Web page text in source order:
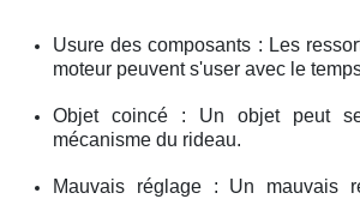
Usure des composants : Les
moteur peuvent s'user avec le
Objet coincé : Un objet peut
mécanisme du rideau.
Mauvais réglage : Un mauvais